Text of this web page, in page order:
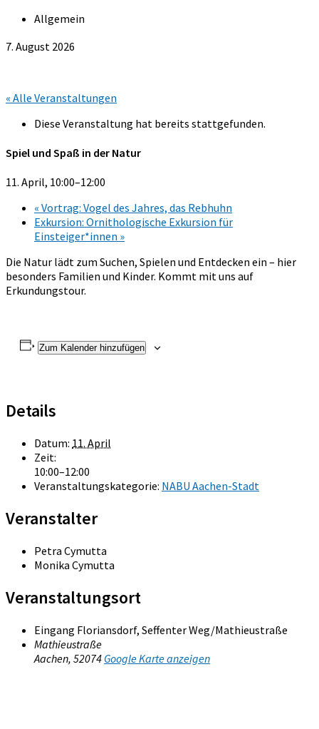
Allgemein
7. August 2026
« Alle Veranstaltungen
Diese Veranstaltung hat bereits stattgefunden.
Spiel und Spaß in der Natur
11. April, 10:00–12:00
« Vortrag: Vogel des Jahres, das Rebhuhn
Exkursion: Ornithologische Exkursion für
Einsteiger*innen »
Die Natur lädt zum Suchen, Spielen und Entdecken ein – hier
besonders Familien und Kinder. Kommt mit uns auf
Erkundungstour.
Zum Kalender hinzufügen
Details
Datum: 11. April
Zeit:
10:00–12:00
Veranstaltungskategorie: NABU Aachen-Stadt
Veranstalter
Petra Cymutta
Monika Cymutta
Veranstaltungsort
Eingang Floriansdorf, Seffenter Weg/Mathieustraße
Mathieustraße
Aachen, 52074 Google Karte anzeigen